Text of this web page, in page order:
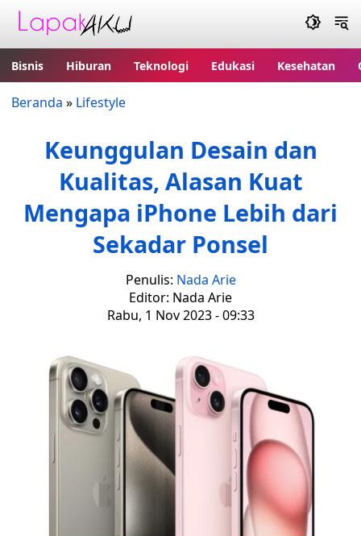
Bisnis Hiburan Teknologi Edukasi Kesehatan
Beranda » Lifestyle
Keunggulan Desain dan
Kualitas, Alasan Kuat
Mengapa iPhone Lebih dari
Sekadar Ponsel
Penulis: Nada Arie
Editor: Nada Arie
Rabu, 1 Nov 2023 - 09:33